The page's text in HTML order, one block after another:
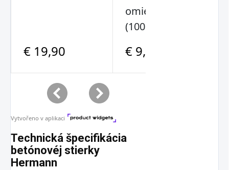
Technická špecifikácia
betónovéj stierky
Hermann